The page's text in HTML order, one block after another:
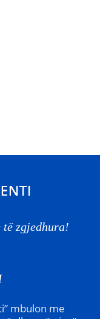
të zgjedhura!
mbulon me